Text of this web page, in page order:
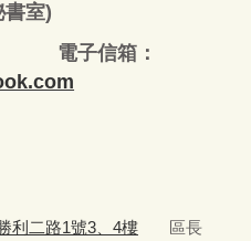
室)
：
利二路1號3、4樓
區長